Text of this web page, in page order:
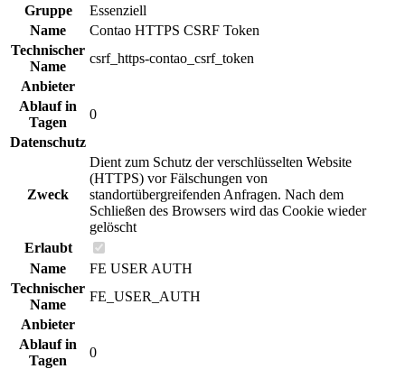
Gruppe
Essenziell
Name
Contao HTTPS CSRF Token
Technischer
Name
csrf_https-contao_csrf_token
Anbieter
Ablauf in
Tagen
0
Datenschutz
Zweck
Dient zum Schutz der verschlüsselten Website
(HTTPS) vor Fälschungen von
standortübergreifenden Anfragen. Nach dem
Schließen des Browsers wird das Cookie wieder
gelöscht
Erlaubt
Name
FE USER AUTH
Technischer
Name
FE_USER_AUTH
Anbieter
Ablauf in
Tagen
0